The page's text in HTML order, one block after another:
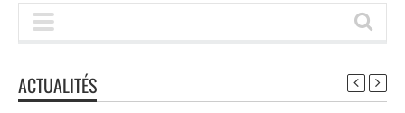
ACTUALITÉS